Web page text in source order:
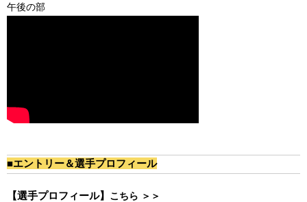
午後の部
■エントリー＆選手プロフィール
【選手プロフィール】 こちら ＞＞